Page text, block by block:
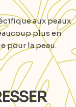
aux peaux
plus en
pour la peau.